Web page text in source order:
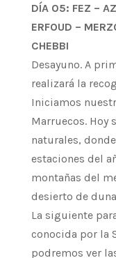
DÍA 05: FEZ –
ERFOUD –
CHEBBI
Desayuno. A
realizará la
Iniciamos
Marruecos. Hoy
naturales,
estaciones del
montañas del
desierto de
La siguiente
conocida por la
podremos ver